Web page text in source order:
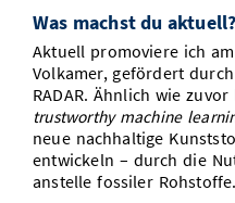
Was machst du aktuell?
Aktuell promoviere ich
Volkamer, gefördert
RADAR. Ähnlich wie
trustworthy machine
neue nachhaltige
entwickeln – durch die
anstelle fossiler Rohstoffe.